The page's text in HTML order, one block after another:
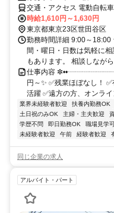
交通・アクセス 電動自転
ア】世田谷区、杉並区、調
ります。【本社（株式会社
ら徒歩5分
時給1,610円～1,630円
東京都東京23区世田谷区
勤務時間詳細 9:00～
間・曜日・日数は気軽に
もあります。 相談しなが
仕事内容
円～✨ ✅残業ほぼなし！
活躍 ✅遠方の方、オンライ
業界未経験者歓迎 扶養内勤務OK
土日祝のみOK
主婦・主夫歓迎
学歴不問
即日勤務OK 職場見学
未経験者歓迎
午前 経験者歓迎
同じ企業の求人
アルバイト・パート